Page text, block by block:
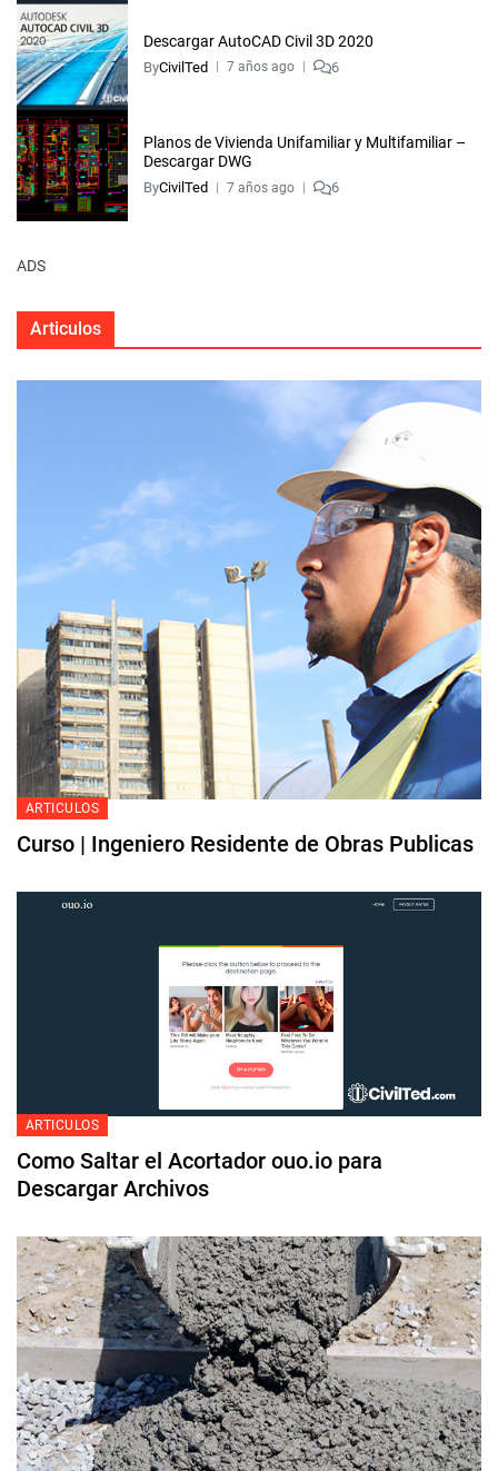
Descargar AutoCAD Civil 3D 2020
ByCivilTed 7 años ago 6
Planos de Vivienda Unifamiliar y Multifamiliar –
Descargar DWG
ByCivilTed 7 años ago 6
ADS
Articulos
ARTICULOS
Curso | Ingeniero Residente de Obras Publicas
ARTICULOS
Como Saltar el Acortador ouo.io para
Descargar Archivos